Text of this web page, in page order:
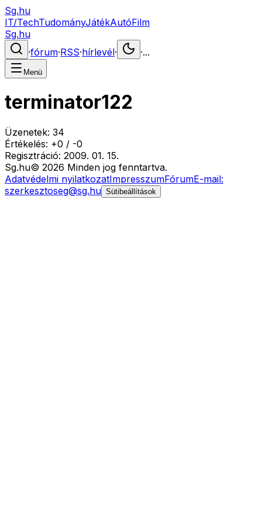
Sg.hu
IT/TechTudományJátékAutóFilm
Sg.hu
·fórum·RSS·hírlevél· ·...
Menü
terminator122
Üzenetek: 34
Értékelés: +0 / -0
Regisztráció: 2009. 01. 15.
Sg.hu© 2026 Minden jog fenntartva.
Adatvédelmi nyilatkozatImpresszumFórumE-mail:
szerkesztoseg@sg.hu Sütibeállítások